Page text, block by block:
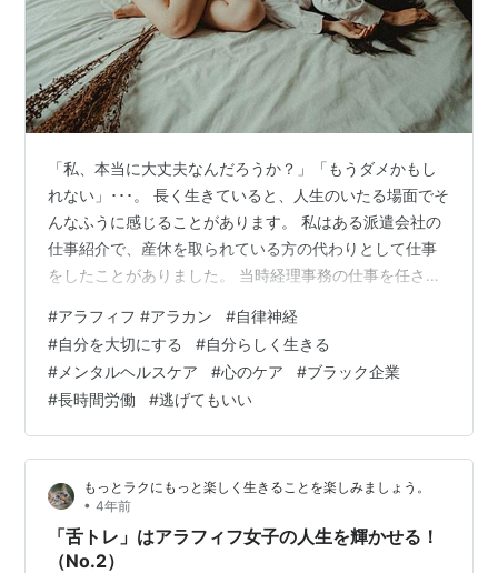
「私、本当に大丈夫なんだろうか？」「もうダメかもし
れない」･･･。 長く生きていると、人生のいたる場面でそ
んなふうに感じることがあります。 私はある派遣会社の
仕事紹介で、産休を取られている方の代わりとして仕事
をしたことがありました。 当時経理事務の仕事を任さ
のように社員の人が車で自宅近くまで送ってくださるこ
ともよくありました。 この産休を取られている方はこの
会社の創業当時からいらっしゃる方で、取引先すべての
「細かいたくさんの対応すべきこと」を全部１人で把握
して仕事をされていました。 その「対応すべきこと」は
細かく複雑すぎて、すべてを業務マニュア…
#アラフィフ #アラカン #自律神経
#自分を大切にする #自分らしく生きる
# メンタルヘルスケア #心のケア #ブラック企業
#長時間労働 #逃げてもいい
もっとラクにもっと楽しく生きることを楽しみましょう。
• 4年前
「舌トレ」はアラフィフ女子の人生を輝かせる！
（No.2）